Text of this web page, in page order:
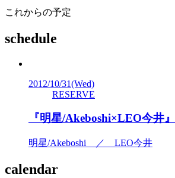
これからの予定
schedule
2012/10/31(Wed)
RESERVE
『明星/Akeboshi×LEO今井』
明星/Akeboshi ／ LEO今井
calendar